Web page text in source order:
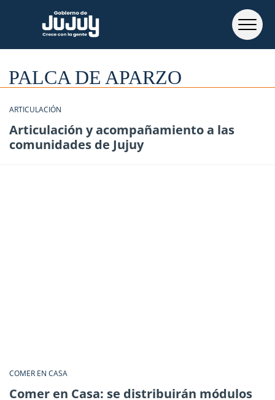
PALCA DE APARZO
ARTICULACIÓN
Articulación y acompañamiento a las
comunidades de Jujuy
COMER EN CASA
Comer en Casa: se distribuirán módulos